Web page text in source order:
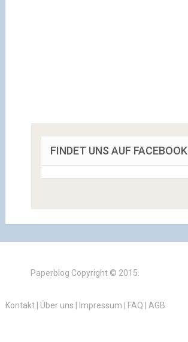
FINDET UNS AUF FACEBOOK
Paperblog Copyright © 2015.
Kontakt| Über uns Impressum FAQ AGB